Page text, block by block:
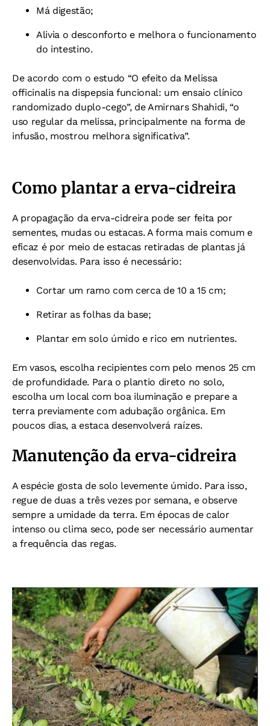
Má digestão;
Alivia o desconforto e melhora o funcionamento
do intestino.
De acordo com o estudo “O efeito da Melissa
officinalis na dispepsia funcional: um ensaio clínico
randomizado duplo-cego”, de Amirnars Shahidi, “o
uso regular da melissa, principalmente na forma de
infusão, mostrou melhora significativa”.
Como plantar a erva-cidreira
A propagação da erva-cidreira pode ser feita por
sementes, mudas ou estacas. A forma mais comum e
eficaz é por meio de estacas retiradas de plantas já
desenvolvidas. Para isso é necessário:
Cortar um ramo com cerca de 10 a 15 cm;
Retirar as folhas da base;
Plantar em solo úmido e rico em nutrientes.
Em vasos, escolha recipientes com pelo menos 25 cm
de profundidade. Para o plantio direto no solo,
escolha um local com boa iluminação e prepare a
terra previamente com adubação orgânica. Em
poucos dias, a estaca desenvolverá raízes.
Manutenção da erva-cidreira
A espécie gosta de solo levemente úmido. Para isso,
regue de duas a três vezes por semana, e observe
sempre a umidade da terra. Em épocas de calor
intenso ou clima seco, pode ser necessário aumentar
a frequência das regas.